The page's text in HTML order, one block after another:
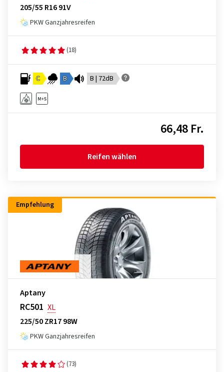
205/55 R16 91V
PKW Ganzjahresreifen
(18)
C B B | 72dB
66,48 Fr.
Reifen wählen
Empfehlung
Aptany
RC501 XL
225/50 ZR17 98W
PKW Ganzjahresreifen
(73)